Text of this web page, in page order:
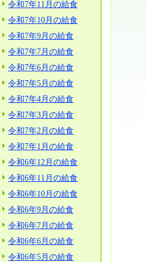
令和7年11月の給食
令和7年10月の給食
令和7年9月の給食
令和7年7月の給食
令和7年6月の給食
令和7年5月の給食
令和7年4月の給食
令和7年3月の給食
令和7年2月の給食
令和7年1月の給食
令和6年12月の給食
令和6年11月の給食
令和6年10月の給食
令和6年9月の給食
令和6年7月の給食
令和6年6月の給食
令和6年5月の給食